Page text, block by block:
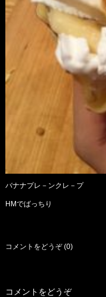
バナナプレ－ンクレ－プ
HMでばっちり
コメントをどうぞ (0)
コメントをどうぞ